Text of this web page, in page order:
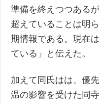
準備を終えつつある
超えていることは明
期情報である。現在
ている」と伝えた。
加えて同氏はは、優
温の影響を受けた同